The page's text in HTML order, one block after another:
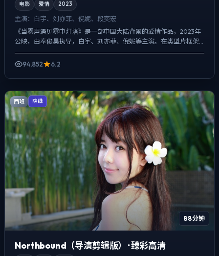
电影 爱情 2023
主演：
白宇、刘亦菲、倪妮、段奕宏
《当雾声遇见雾中灯塔》是一部中国大陆背景的爱情作品，2023年
公映，由奉俊昊执导，白宇、刘亦菲、倪妮等主演。在类型片框架
94,852
6.2
西班 院线
88分钟
Northbound（导演剪辑版） · 臻彩高清